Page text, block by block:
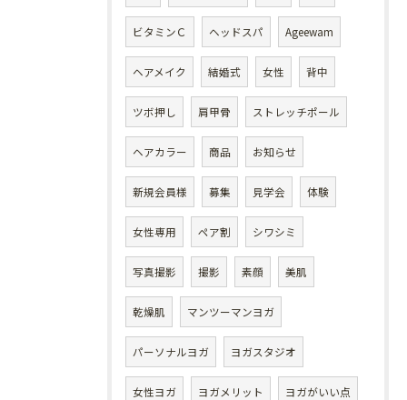
ビタミンＣ ヘッドスパ Ageewam
ヘアメイク 結婚式 女性 背中
ツボ押し 肩甲骨 ストレッチポール
ヘアカラー 商品 お知らせ
新規会員様 募集 見学会 体験
女性専用 ペア割 シワシミ
写真撮影 撮影 素顔 美肌
乾燥肌 マンツーマンヨガ
パーソナルヨガ ヨガスタジオ
女性ヨガ ヨガメリット ヨガがいい点